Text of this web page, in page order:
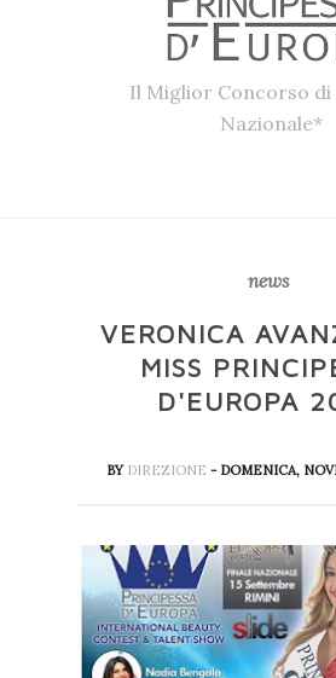
Il Miglior Concorso di
Nazionale*
news
VERONICA
MISS
D'EUROPA
BY DIREZIONE - DOMENICA,